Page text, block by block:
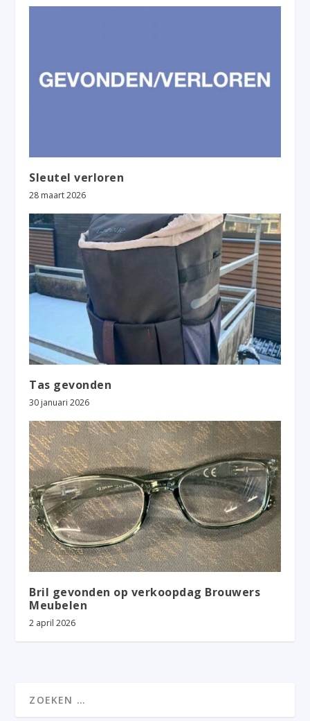
Sleutel verloren
28 maart 2026
Tas gevonden
30 januari 2026
Bril gevonden op verkoopdag Brouwers
Meubelen
2 april 2026